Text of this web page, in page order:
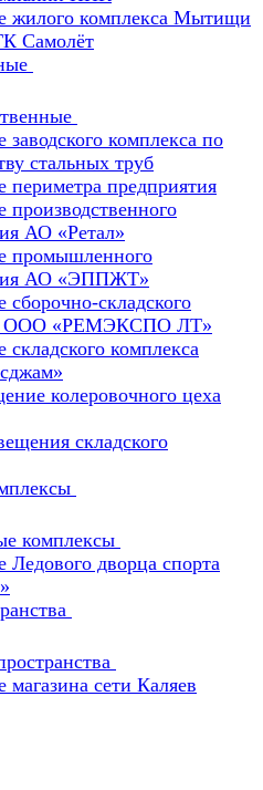
жилого комплекса Мытищи
Самолёт
комплекса по
стальных труб
периметра предприятия
АО «Ретал»
промышленного
АО «ЭППЖТ»
складского
ООО «РЕМЭКСПО ЛТ»
комплекса
колеровочного цеха
складского
комплексы
Ледового дворца спорта
сети Каляев